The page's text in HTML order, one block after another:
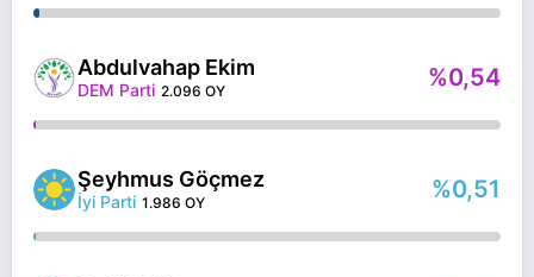
Abdulvahap Ekim
DEM Parti 2.096 OY %0,54
Şeyhmus Göçmez
İyi Parti 1.986 OY %0,51